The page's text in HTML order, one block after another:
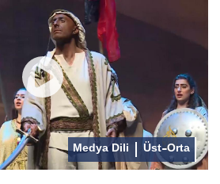
Medya Dili Üst-Orta